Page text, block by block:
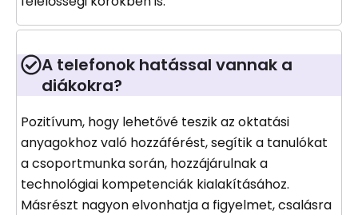
A telefonok hatással vannak a
diákokra?
Pozitívum, hogy lehetővé teszik az oktatási
anyagokhoz való hozzáférést, segítik a tanulókat
a csoportmunka során, hozzájárulnak a
technológiai kompetenciák kialakításához.
Másrészt nagyon elvonhatja a figyelmet, csalásra